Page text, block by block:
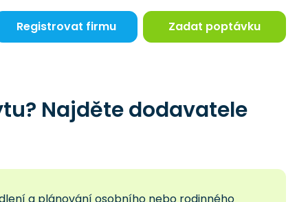
Registrovat firmu Zadat poptávku
Najděte dodavatele